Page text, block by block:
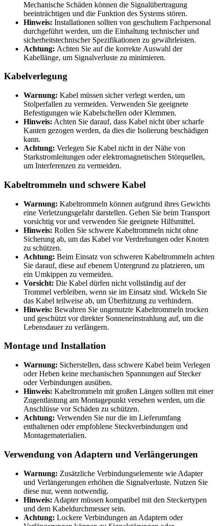
Mechanische Schäden können die Signalübertragung
beeinträchtigen und die Funktion des Systems stören.
Hinweis: Installationen sollten von geschultem Fachpersonal
durchgeführt werden, um die Einhaltung technischer und
sicherheitstechnischer Spezifikationen zu gewährleisten.
Achtung: Achten Sie auf die korrekte Auswahl der
Kabellänge, um Signalverluste zu minimieren.
Kabelverlegung
Warnung: Kabel müssen sicher verlegt werden, um
Stolperfallen zu vermeiden. Verwenden Sie geeignete
Befestigungen wie Kabelschellen oder Klemmen.
Hinweis: Achten Sie darauf, dass Kabel nicht über scharfe
Kanten gezogen werden, da dies die Isolierung beschädigen
kann.
Achtung: Verlegen Sie Kabel nicht in der Nähe von
Starkstromleitungen oder elektromagnetischen Störquellen,
um Interferenzen zu vermeiden.
Kabeltrommeln und schwere Kabel
Warnung: Kabeltrommeln können aufgrund ihres Gewichts
eine Verletzungsgefahr darstellen. Gehen Sie beim Transport
vorsichtig vor und verwenden Sie geeignete Hilfsmittel.
Hinweis: Rollen Sie schwere Kabeltrommeln nicht ohne
Sicherung ab, um das Kabel vor Verdrehungen oder Knoten
zu schützen.
Achtung: Beim Einsatz von schweren Kabeltrommeln achten
Sie darauf, diese auf ebenem Untergrund zu platzieren, um
ein Umkippen zu vermeiden.
Vorsicht: Die Kabel dürfen nicht vollständig auf der
Trommel verbleiben, wenn sie im Einsatz sind. Wickeln Sie
das Kabel teilweise ab, um Überhitzung zu verhindern.
Hinweis: Bewahren Sie ungenutzte Kabeltrommeln trocken
und geschützt vor direkter Sonneneinstrahlung auf, um die
Lebensdauer zu verlängern.
Montage und Installation
Warnung: Sicherstellen, dass schwere Kabel beim Verlegen
oder Heben keine mechanischen Spannungen auf Stecker
oder Verbindungen ausüben.
Hinweis: Kabeltrommeln mit großen Längen sollten mit einer
Zugentlastung am Montagepunkt versehen werden, um die
Anschlüsse vor Schäden zu schützen.
Achtung: Verwenden Sie nur die im Lieferumfang
enthaltenen oder empfohlene Steckverbindungen und
Montagematerialien.
Verwendung von Adaptern und Verlängerungen
Warnung: Zusätzliche Verbindungselemente wie Adapter
und Verlängerungen erhöhen die Signalverluste. Nutzen Sie
diese nur, wenn notwendig.
Hinweis: Adapter müssen kompatibel mit den Steckertypen
und dem Kabeldurchmesser sein.
Achtung: Lockere Verbindungen an Adaptern oder